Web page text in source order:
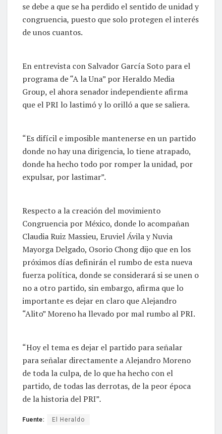
se debe a que se ha perdido el sentido de unidad y
congruencia, puesto que solo protegen el interés
de unos cuantos.
En entrevista con Salvador García Soto para el
programa de “A la Una” por Heraldo Media
Group, el ahora senador independiente afirma
que el PRI lo lastimó y lo orilló a que se saliera.
“Es difícil e imposible mantenerse en un partido
donde no hay una dirigencia, lo tiene atrapado,
donde ha hecho todo por romper la unidad, por
expulsar, por lastimar”.
Respecto a la creación del movimiento
Congruencia por México, donde lo acompañan
Claudia Ruiz Massieu, Eruviel Ávila y Nuvia
Mayorga Delgado, Osorio Chong dijo que en los
próximos días definirán el rumbo de esta nueva
fuerza política, donde se considerará si se unen o
no a otro partido, sin embargo, afirma que lo
importante es dejar en claro que Alejandro
“Alito” Moreno ha llevado por mal rumbo al PRI.
“Hoy el tema es dejar el partido para señalar
para señalar directamente a Alejandro Moreno
de toda la culpa, de lo que ha hecho con el
partido, de todas las derrotas, de la peor época
de la historia del PRI”.
Fuente: El Heraldo